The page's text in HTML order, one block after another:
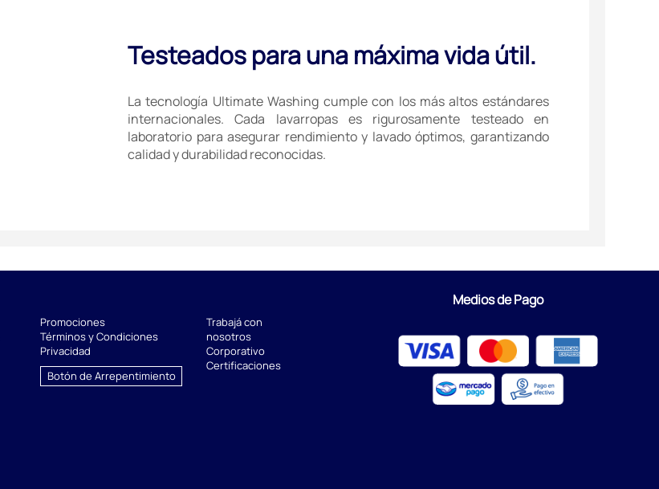
Testeados para una máxima vida útil.
La tecnología Ultimate Washing cumple con los más altos estándares
internacionales. Cada lavarropas es rigurosamente testeado en
laboratorio para asegurar rendimiento y lavado óptimos, garantizando
calidad y durabilidad reconocidas.
Promociones
Términos y Condiciones
Privacidad
Botón de Arrepentimiento
Trabajá con
nosotros
Corporativo
Certificaciones
Medios de Pago